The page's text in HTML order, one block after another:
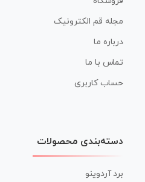
مجله قم الکترونیک
درباره ما
تماس با ما
حساب کاربری
دسته‌بندی محصولات
برد آردوینو